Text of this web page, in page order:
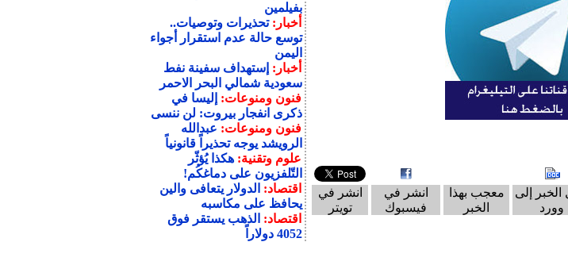
إلى
وورد
معجب بهذا
الخبر
انشر في
فيسبوك
انشر في
تويتر
بفيلمين
أخبار:تحذيرات وتوصيات..
توسع حالة عدم استقرار أجواء
اليمن
أخبار: إستهداف سفينة نفط
سعودية شمالي البحر الاحمر
فنون ومنوعات: إليسا في
ذكرى انفجار بيروت: لن ننسى
فنون ومنوعات: عبدالله
الرويشد يوجه تحذيراً قانونياً
علوم وتقنية:هكذا يُؤثّر
التّلفزيون على دماغكُم!
اقتصاد: الدولار يتعافى والين
يحافظ على مكاسبه
اقتصاد: الذهب يستقر فوق
4052 دولاراً